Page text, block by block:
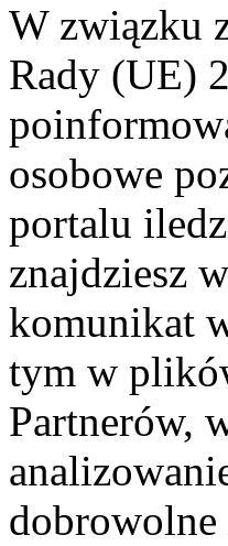
W związku
Rady (UE)
osobowe
portalu
znajdziesz
komunikat
tym w
Partnerów,